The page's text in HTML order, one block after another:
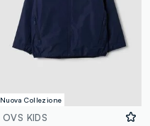
Nuova Collezione
OVS KIDS